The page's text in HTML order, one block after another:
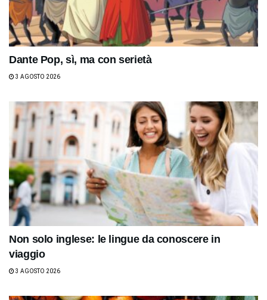
Dante Pop, sì, ma con serietà
3 AGOSTO 2026
Non solo inglese: le lingue da conoscere in
viaggio
3 AGOSTO 2026